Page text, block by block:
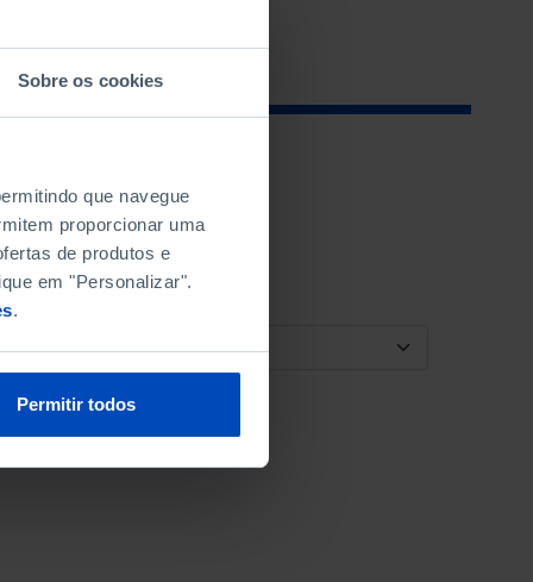
Sobre os cookies
que navegue
proporcionar uma
de produtos e
em "Personalizar".
.
Permitir todos
ORDENAR POR